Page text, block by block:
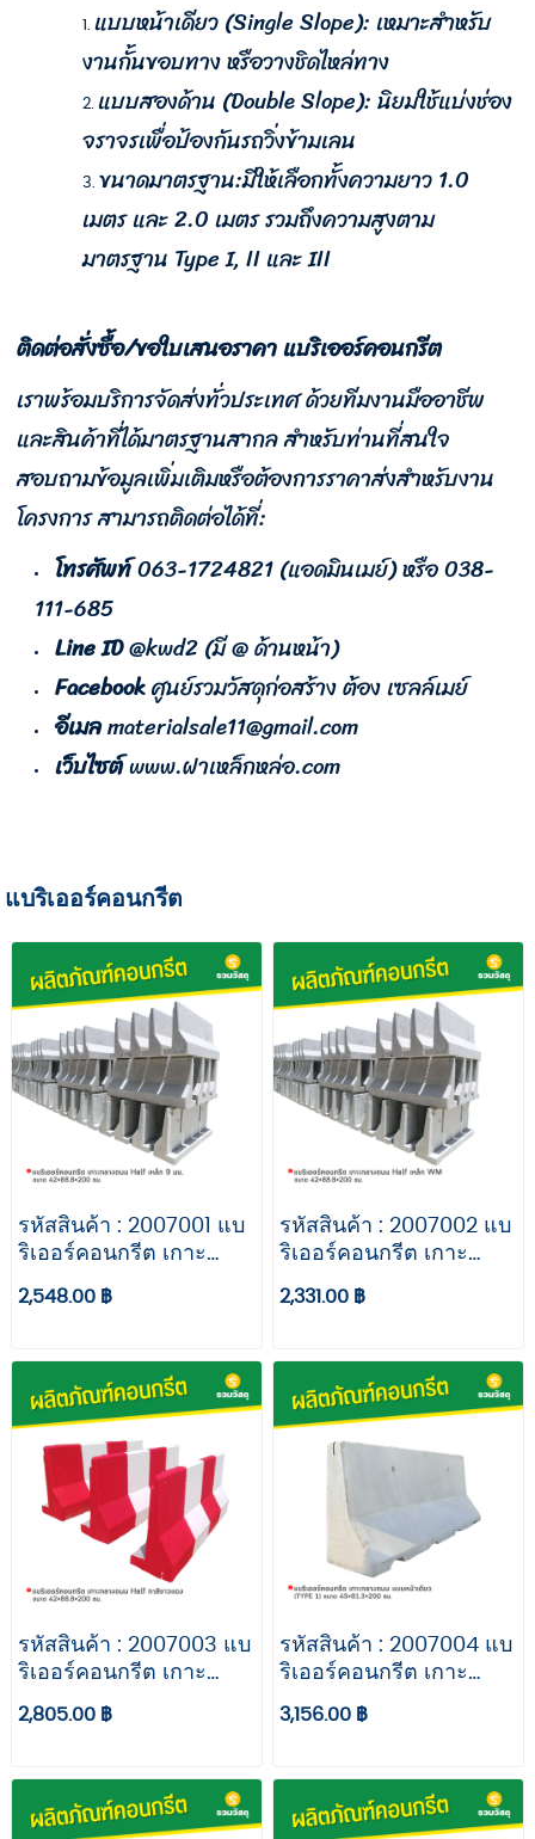
แบบหน้าเดียว (Single Slope): เหมาะสำหรับ
งานกั้นขอบทาง หรือวางชิดไหล่ทาง
แบบสองด้าน (Double Slope): นิยมใช้แบ่งช่อง
จราจรเพื่อป้องกันรถวิ่งข้ามเลน
ขนาดมาตรฐาน:มีให้เลือกทั้งความยาว 1.0
เมตร และ 2.0 เมตร รวมถึงความสูงตาม
มาตรฐาน Type I, II และ III
ติดต่อสั่งซื้อ/ขอใบเสนอราคา แบริเออร์คอนกรีต
เราพร้อมบริการจัดส่งทั่วประเทศ ด้วยทีมงานมืออาชีพ
และสินค้าที่ได้มาตรฐานสากล สำหรับท่านที่สนใจ
สอบถามข้อมูลเพิ่มเติมหรือต้องการราคาส่งสำหรับงาน
โครงการ สามารถติดต่อได้ที่:
โทรศัพท์063-1724821 (แอดมินเมย์) หรือ 038-
111-685
Line ID@kwd2 (มี @ ด้านหน้า)
Facebookศูนย์รวมวัสดุก่อสร้าง ต้อง เซลล์เมย์
อีเมลmaterialsale11@gmail.com
เว็บไซต์www.ฝาเหล็กหล่อ.com
แบริเออร์คอนกรีต
รหัสสินค้า : 2007001 แบ
ริเออร์คอนกรีต เกาะ
42x88.8x200 ซม. เหล็ก
2,548.00 ฿
รหัสสินค้า : 2007002 แบ
ริเออร์คอนกรีต เกาะ
42x88.8x200 ซม. เหล็ก
2,331.00 ฿
รหัสสินค้า : 2007003 แบ
ริเออร์คอนกรีต เกาะ
42x88.8x200 ซม. ทาสี
2,805.00 ฿
รหัสสินค้า : 2007004 แบ
ริเออร์คอนกรีต เกาะ
(TYPE 1) ขนาด
3,156.00 ฿